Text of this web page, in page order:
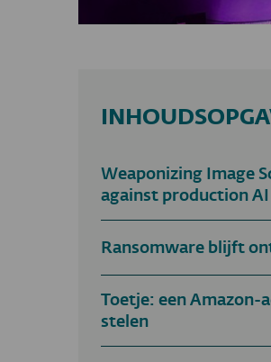
Weaponizing Image
against production AI
Ransomware blijft
Toetje: een Amazon-
stelen